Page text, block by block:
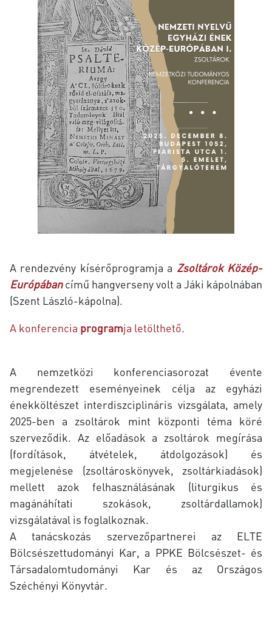
A rendezvény kísérőprogramja a Zsoltárok Közép-
Európábancímű hangverseny volt a Jáki kápolnában
(Szent László-kápolna).
A konferencia programja letölthető.
A nemzetközi konferenciasorozat évente
megrendezett eseményeinek célja az egyházi
énekköltészet interdiszciplináris vizsgálata, amely
2025-ben a zsoltárok mint központi téma köré
szerveződik. Az előadások a zsoltárok megírása
(fordítások, átvételek, átdolgozások) és
megjelenése (zsoltároskönyvek, zsoltárkiadások)
mellett azok felhasználásának (liturgikus és
magánáhítati szokások, zsoltárdallamok)
vizsgálatával is foglalkoznak.
A tanácskozás szervezőpartnerei az ELTE
Bölcsészettudományi Kar, a PPKE Bölcsészet- és
Társadalomtudományi Kar és az Országos
Széchényi Könyvtár.